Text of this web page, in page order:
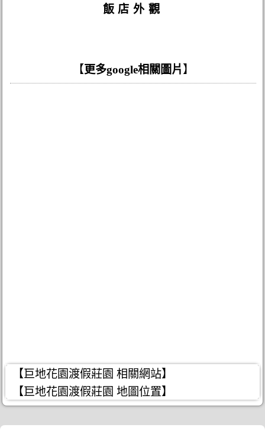
飯店外觀
【更多google相關圖片】
【巨地花園渡假莊園 相關網站】
【巨地花園渡假莊園 地圖位置】